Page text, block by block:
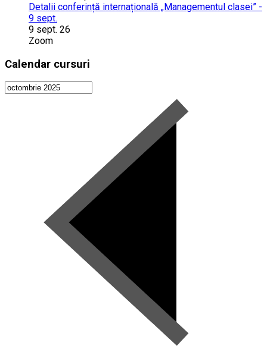
Detalii conferință internațională „Managementul clasei” -
9 sept.
9 sept. 26
Zoom
Calendar cursuri